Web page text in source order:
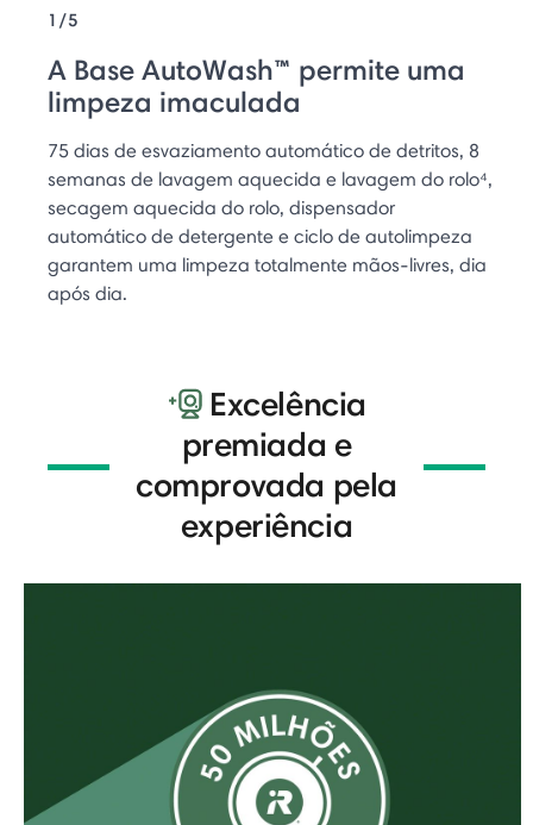
1/5
A Base AutoWash™ permite uma
limpeza imaculada
75 dias de esvaziamento automático de detritos, 8
semanas de lavagem aquecida e lavagem do rolo⁴,
secagem aquecida do rolo, dispensador
automático de detergente e ciclo de autolimpeza
garantem uma limpeza totalmente mãos-livres, dia
após dia.
Excelência
premiada e
comprovada pela
experiência